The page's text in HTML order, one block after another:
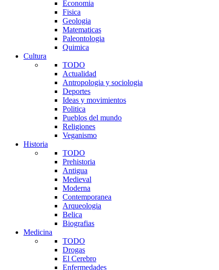
Economia
Fisica
Geologia
Matematicas
Paleontologia
Quimica
Cultura
TODO
Actualidad
Antropologia y sociologia
Deportes
Ideas y movimientos
Politica
Pueblos del mundo
Religiones
Veganismo
Historia
TODO
Prehistoria
Antigua
Medieval
Moderna
Contemporanea
Arqueologia
Belica
Biografias
Medicina
TODO
Drogas
El Cerebro
Enfermedades